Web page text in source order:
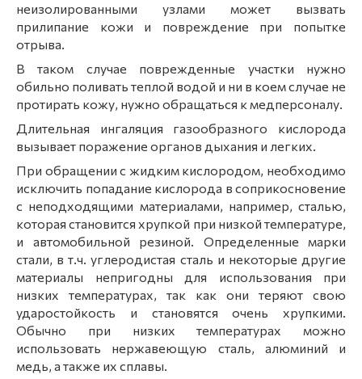
неизолированными узлами может вызвать
прилипание кожи и повреждение при попытке
отрыва.
В таком случае поврежденные участки нужно
обильно поливать теплой водой и ни в коем случае не
протирать кожу, нужно обращаться к медперсоналу.
Длительная ингаляция газообразного кислорода
вызывает поражение органов дыхания и легких.
При обращении с жидким кислородом, необходимо
исключить попадание кислорода в соприкосновение
с неподходящими материалами, например, сталью,
которая становится хрупкой при низкой температуре,
и автомобильной резиной. Определенные марки
стали, в т.ч. углеродистая сталь и некоторые другие
материалы непригодны для использования при
низких температурах, так как они теряют свою
ударостойкость и становятся очень хрупкими.
Обычно при низких температурах можно
использовать нержавеющую сталь, алюминий и
медь, а также их сплавы.